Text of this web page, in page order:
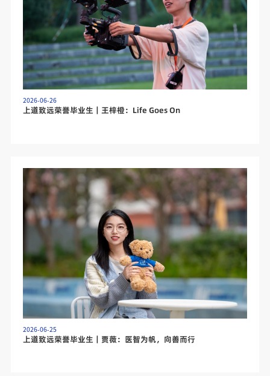
2026-06-26
上道致远荣誉毕业生｜王梓橙：Life Goes On
2026-06-25
上道致远荣誉毕业生｜贾薇：医智为帆，向善而行